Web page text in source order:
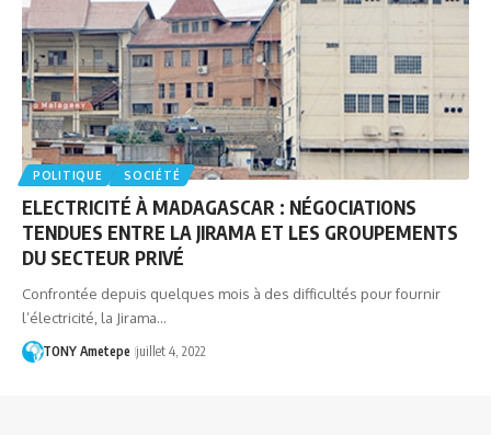
POLITIQUE SOCIÉTÉ
ELECTRICITÉ À MADAGASCAR : NÉGOCIATIONS
TENDUES ENTRE LA JIRAMA ET LES GROUPEMENTS
DU SECTEUR PRIVÉ
Confrontée depuis quelques mois à des difficultés pour fournir
l’électricité, la Jirama…
TONY Ametepe juillet 4, 2022